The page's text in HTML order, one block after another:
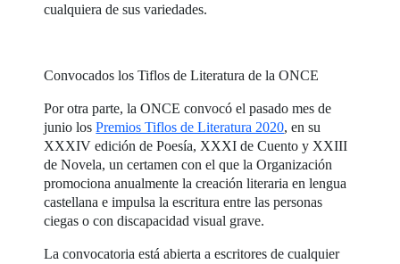
cualquiera de sus variedades.
Convocados los Tiflos de Literatura de la ONCE
Por otra parte, la ONCE convocó el pasado mes de
junio losPremios Tiflos de Literatura 2020, en su
XXXIV edición de Poesía, XXXI de Cuento y XXIII
de Novela, un certamen con el que la Organización
promociona anualmente la creación literaria en lengua
castellana e impulsa la escritura entre las personas
ciegas o con discapacidad visual grave.
La convocatoria está abierta a escritores de cualquier